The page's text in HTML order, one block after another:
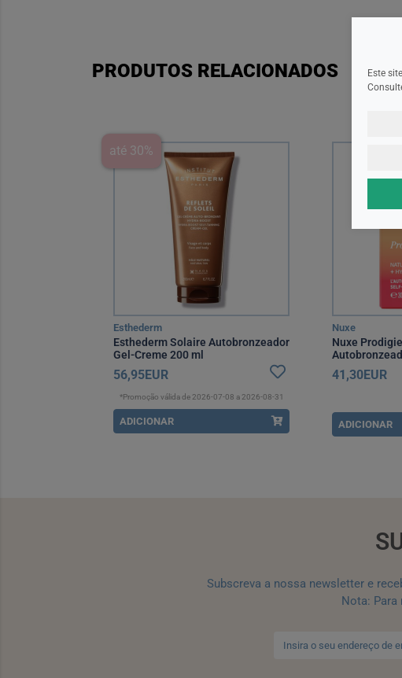
PRODUTOS RELACIONADOS
até 30%
Esthederm
Esthederm Solaire Autobronzeador
Gel-Creme 200 ml
56,95EUR
*Promoção válida de 2026-07-08 a 2026-08-31
ADICIONAR
Nuxe
Nuxe
41,30EUR
ADICIONAR
Subscreva a nossa newsletter e
Nota: Para
Este